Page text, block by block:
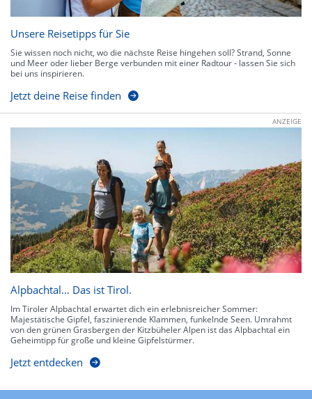
Unsere Reisetipps für Sie
Sie wissen noch nicht, wo die nächste Reise hingehen soll? Strand, Sonne
und Meer oder lieber Berge verbunden mit einer Radtour - lassen Sie sich
bei uns inspirieren.
Jetzt deine Reise finden
ANZEIGE
Alpbachtal… Das ist Tirol.
Im Tiroler Alpbachtal erwartet dich ein erlebnisreicher Sommer:
Majestätische Gipfel, faszinierende Klammen, funkelnde Seen. Umrahmt
von den grünen Grasbergen der Kitzbüheler Alpen ist das Alpbachtal ein
Geheimtipp für große und kleine Gipfelstürmer.
Jetzt entdecken